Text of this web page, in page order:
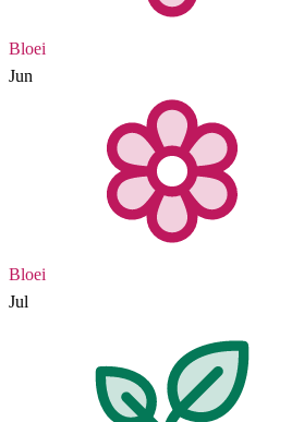
Bloei
Jun
Bloei
Jul